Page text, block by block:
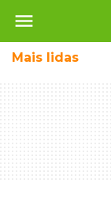
menu
Mais lidas